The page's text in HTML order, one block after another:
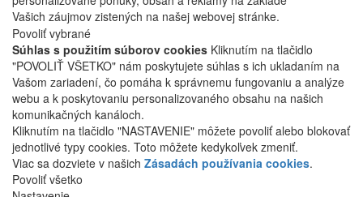
Vašich záujmov zistených na našej webovej stránke.
Povoliť vybrané
Súhlas s použitím súborov cookies Kliknutím na tlačidlo
"POVOLIŤ VŠETKO" nám poskytujete súhlas s ich ukladaním na
Vašom zariadení, čo pomáha k správnemu fungovaniu a analýze
webu a k poskytovaniu personalizovaného obsahu na našich
komunikačných kanáloch.
Kliknutím na tlačidlo "NASTAVENIE" môžete povoliť alebo blokovať
jednotlivé typy cookies. Toto môžete kedykoľvek zmeniť.
Viac sa dozviete v našich Zásadách používania cookies.
Povoliť všetko